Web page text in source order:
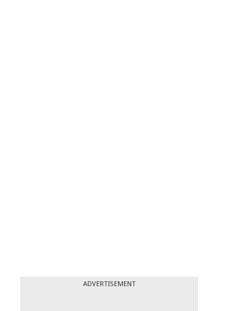
ADVERTISEMENT